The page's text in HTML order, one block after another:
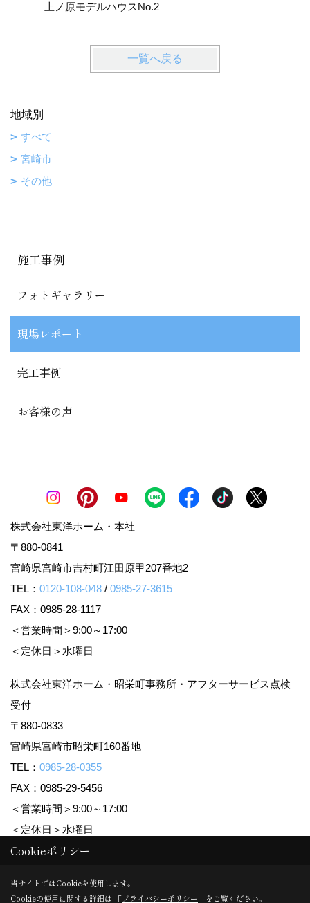
上ノ原モデルハウスNo.2
一覧へ戻る
地域別
すべて
宮崎市
その他
施工事例
フォトギャラリー
現場レポート
完工事例
お客様の声
株式会社東洋ホーム・本社
〒880-0841
宮崎県宮崎市吉村町江田原甲207番地2
TEL： 0120-108-048 / 0985-27-3615
FAX：0985-28-1117
＜営業時間＞9:00～17:00
＜定休日＞水曜日
株式会社東洋ホーム・昭栄町事務所・アフターサービス点検
受付
〒880-0833
宮崎県宮崎市昭栄町160番地
TEL： 0985-28-0355
FAX：0985-29-5456
＜営業時間＞9:00～17:00
＜定休日＞水曜日
Copyright (c) TOYO HOME Co., Ltd. All Rights Reserved.
Produced byゴデスクリエイト
Cookieポリシー
当サイトではCookieを使用します。
Cookieの使用に関する詳細は 「プライバシーポリシー 」をご覧ください。